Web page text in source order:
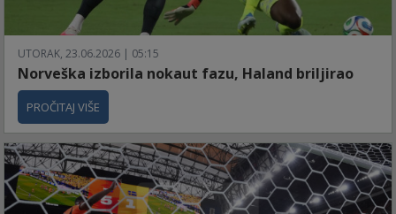
UTORAK, 23.06.2026 | 05:15
Norveška izborila nokaut fazu, Haland briljirao
PROČITAJ VIŠE